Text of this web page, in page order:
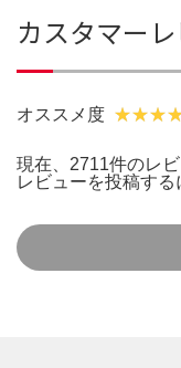
カスタマー
オススメ度
現在、2711件のレ
レビューを投稿する